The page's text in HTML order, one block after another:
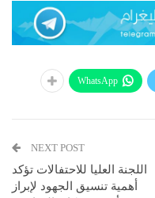
WhatsApp
NEXT POST
اللجنة العليا للاحتفالات تؤكد
أهمية تنسيق الجهود لإبراز